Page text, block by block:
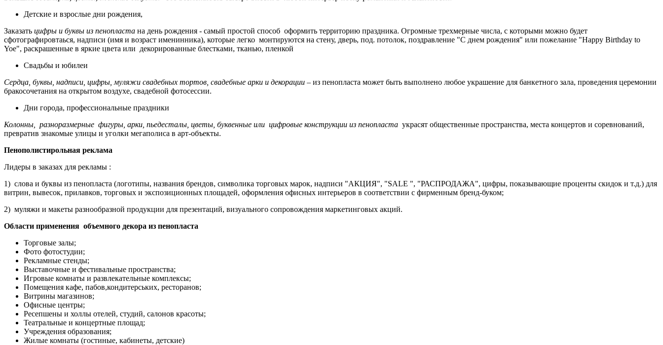
Детские и взрослые дни рождения,
Заказать цифры и буквы из пенопласта на день рождения - самый простой способ оформить территорию праздника. Огромные трехмерные числа, с которыми можно будет
сфотографировтаься, надписи (имя и возраст именинника), которые легко монтируются на стену, дверь, под. потолок, поздравление "С днем рождения" или пожелание "Happy Birthday to
Yoе", раскрашенные в яркие цвета или декорированные блестками, тканью, пленкой
Свадьбы и юбилеи
Сердца, буквы, надписи, цифры, муляжи свадебных тортов, свадебные арки и декорации – из пенопласта может быть выполнено любое украшение для банкетного зала, проведения церемонии
бракосочетания на открытом воздухе, свадебной фотосессии.
Дни города, профессиональные праздники
Колонны, разноразмерные фигуры, арки, пьедесталы, цветы, буквенные или цифровые конструкции из пенопласта украсят общественные пространства, места концертов и соревнований,
превратив знакомые улицы и уголки мегаполиса в арт-объекты.
Пенополистирольная реклама
Лидеры в заказах для рекламы :
1) слова и буквы из пенопласта (логотипы, названия брендов, символика торговых марок, надписи "АКЦИЯ", "SALE ", "РАСПРОДАЖА", цифры, показывающие проценты скидок и т.д.) для
витрин, вывесок, прилавков, торговых и экспозиционных площадей, оформления офисных интерьеров в соответствии с фирменным бренд-буком;
2) муляжи и макеты разнообразной продукции для презентаций, визуального сопровождения маркетинговых акций.
Области применения объемного декора из пенопласта
Торговые залы;
Фото фотостудии;
Рекламные стенды;
Выставочные и фестивальные пространства;
Игровые комнаты и развлекательные комплексы;
Помещения кафе, пабов,кондитерських, ресторанов;
Витрины магазинов;
Офисные центры;
Ресепшены и холлы отелей, студий, салонов красоты;
Театральные и концертные площад;
Учреждения образования;
Жилые комнаты (гостиные, кабинеты, детские)